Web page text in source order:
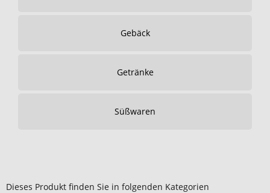
Gebäck
Getränke
Süßwaren
Dieses Produkt finden Sie in folgenden Kategorien